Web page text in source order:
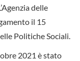
delle
il 15
Politiche Sociali.
2021 è stato